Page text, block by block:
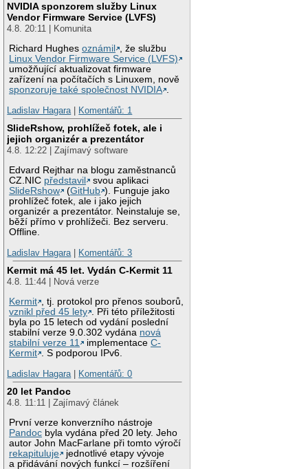
NVIDIA sponzorem služby Linux
Vendor Firmware Service (LVFS)
4.8. 20:11 | Komunita
Richard Hughesoznámil
, že službu
Linux Vendor Firmware Service (LVFS)
umožňující aktualizovat firmware
zařízení na počítačích s Linuxem, nově
sponzoruje také společnost NVIDIA .
Ladislav Hagara | Komentářů: 1
SlideRshow, prohlížeč fotek, ale i
jejich organizér a prezentátor
4.8. 12:22 | Zajímavý software
Edvard Rejthar na blogu zaměstnanců
CZ.NIC představil
svou aplikaci
SlideRshow
(GitHub ). Funguje jako
prohlížeč fotek, ale i jako jejich
organizér a prezentátor. Neinstaluje se,
běží přímo v prohlížeči. Bez serveru.
Offline.
Ladislav Hagara | Komentářů: 3
Kermit má 45 let. Vydán C-Kermit 11
4.8. 11:44 | Nová verze
Kermit , tj. protokol pro přenos souborů,
vznikl před 45 lety . Při této příležitosti
byla po 15 letech od vydání poslední
stabilní verze 9.0.302 vydána nová
stabilní verze 11
implementaceC-
Kermit . S podporou IPv6.
Ladislav Hagara | Komentářů: 0
20 let Pandoc
4.8. 11:11 | Zajímavý článek
První verze konverzního nástroje
Pandoc byla vydána před 20 lety. Jeho
autor John MacFarlane při tomto výročí
rekapituluje
jednotlivé etapy vývoje
a přidávání nových funkcí – rozšíření